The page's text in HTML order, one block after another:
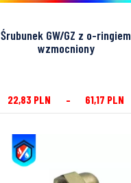
Śrubunek GW/GZ z o-ringiem
wzmocniony
22,83 PLN – 61,17 PLN